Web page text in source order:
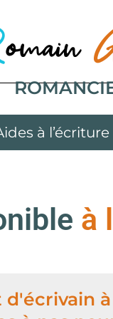
omain
à l’écriture
à
d'écrivain